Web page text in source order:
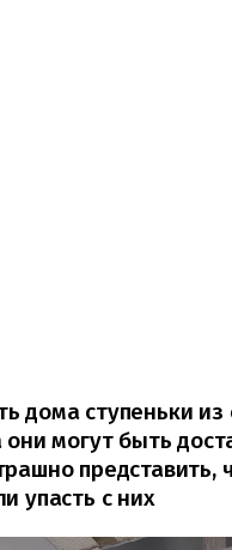
дома ступеньки из
они могут быть
представить,
упасть с них